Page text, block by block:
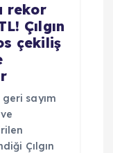
rekor
Çılgın
çekiliş
geri sayım
Çılgın